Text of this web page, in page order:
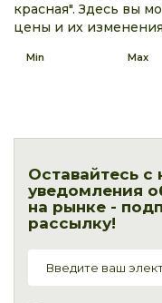
красная". Здесь вы
цены и их
Min Max
Оставайтесь с
уведомления
на рынке -
рассылку!